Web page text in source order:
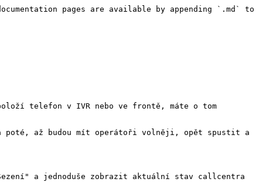
pages are available by appending `.md` to
telefon v IVR nebo ve frontě, máte o tom
a poté, až budou mít operátoři volněji, opět spustit a
a jednoduše zobrazit aktuální stav callcentra